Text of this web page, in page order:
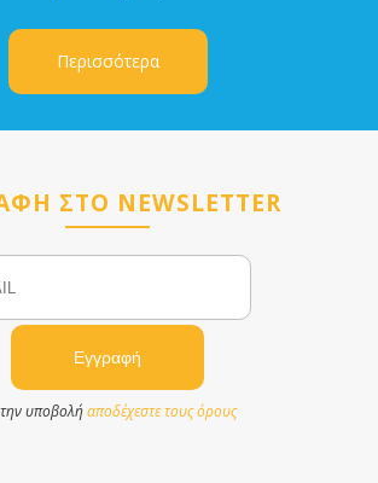
Περισσότερα
ΣΤΟ NEWSLETTER
υποβολήαποδέχεστε τους όρους